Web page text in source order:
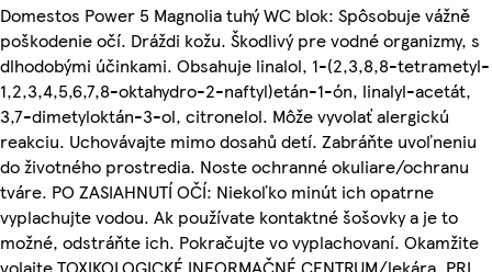
Domestos Power 5 Magnolia tuhý WC blok: Spôsobuje vážně
poškodenie očí. Dráždi kožu. Škodlivý pre vodné organizmy, s
dlhodobými účinkami. Obsahuje linalol, 1-(2,3,8,8-tetrametyl-
1,2,3,4,5,6,7,8-oktahydro-2-naftyl)etán-1-ón, linalyl-acetát,
3,7-dimetyloktán-3-ol, citronelol. Môže vyvolať alergickú
reakciu. Uchovávajte mimo dosahů detí. Zabráňte uvoľneniu
do životného prostredia. Noste ochranné okuliare/ochranu
tváre. PO ZASIAHNUTÍ OČÍ: Niekoľko minút ich opatrne
vyplachujte vodou. Ak používate kontaktné šošovky a je to
možné, odstráňte ich. Pokračujte vo vyplachovaní. Okamžite
volajte TOXIKOLOGICKÉ INFORMAČNÉ CENTRUM/lekára. PRI